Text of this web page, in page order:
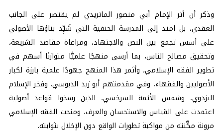
وذكر أن أثر الإمام أبي منصور الماتريدي لم يقتصر على الجانب
العقدي، بل امتد إلى المدرسة الحنفية التي شُيِّد بناؤها الأصولي
على أسس تجمع بين النص والاجتهاد، ومراعاة مقاصد الشريعة،
وتحقيق مصالح الناس، بما أرسى منهجًا علميًّا متوازنًا أسهم في
تطوير الفقه الإسلامي، وأثمر هذا المنهج جهودًا علمية بارزة لكبار
الأصوليين والفقهاء، وفي مقدمتهم أبو زيد الدبوسي، وفخر الإسلام
البزدوي، وشمس الأئمة السرخسي، الذين رسخوا قواعد أصولية
اعتمدت على القياس والاستحسان والعرف، ومنحت الفقه الإسلامي
مرونة مكَّنته من مواكبة تطورات الواقع دون الإخلال بثوابته.